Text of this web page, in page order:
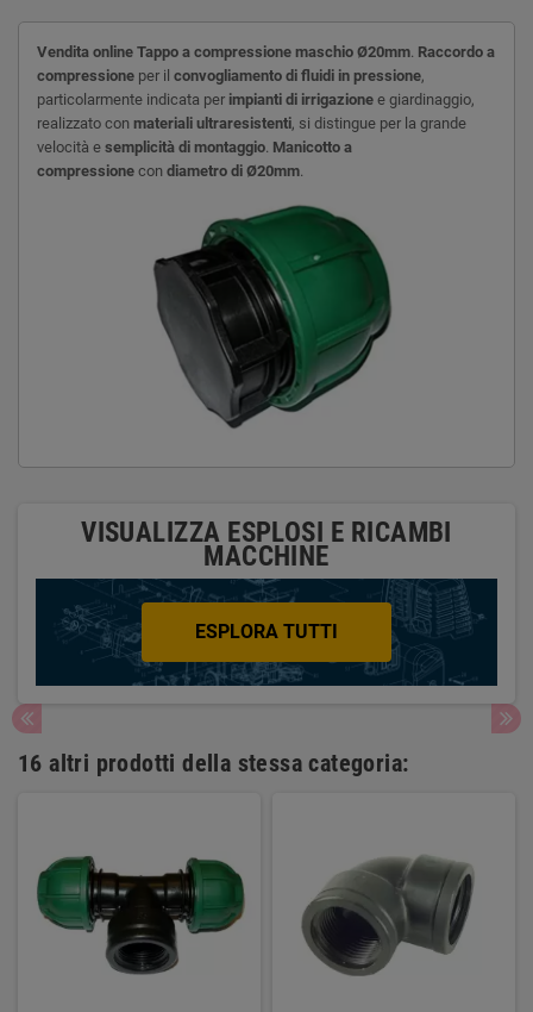
Vendita online Tappo a compressione maschio Ø20mm. Raccordo a
compressione per il convogliamento di fluidi in pressione,
particolarmente indicata per impianti di irrigazione e giardinaggio,
realizzato con materiali ultraresistenti, si distingue per la grande
velocità e semplicità di montaggio. Manicotto a
compressione con diametro di Ø20mm.
VISUALIZZA ESPLOSI E RICAMBI
MACCHINE
ESPLORA TUTTI
16 altri prodotti della stessa categoria: